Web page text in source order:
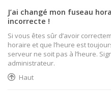
J’ai changé mon fuseau
incorrecte !
Si vous êtes sûr d’avoir
horaire et que l’heure est
serveur ne soit pas à l’heure.
administrateur.
Haut